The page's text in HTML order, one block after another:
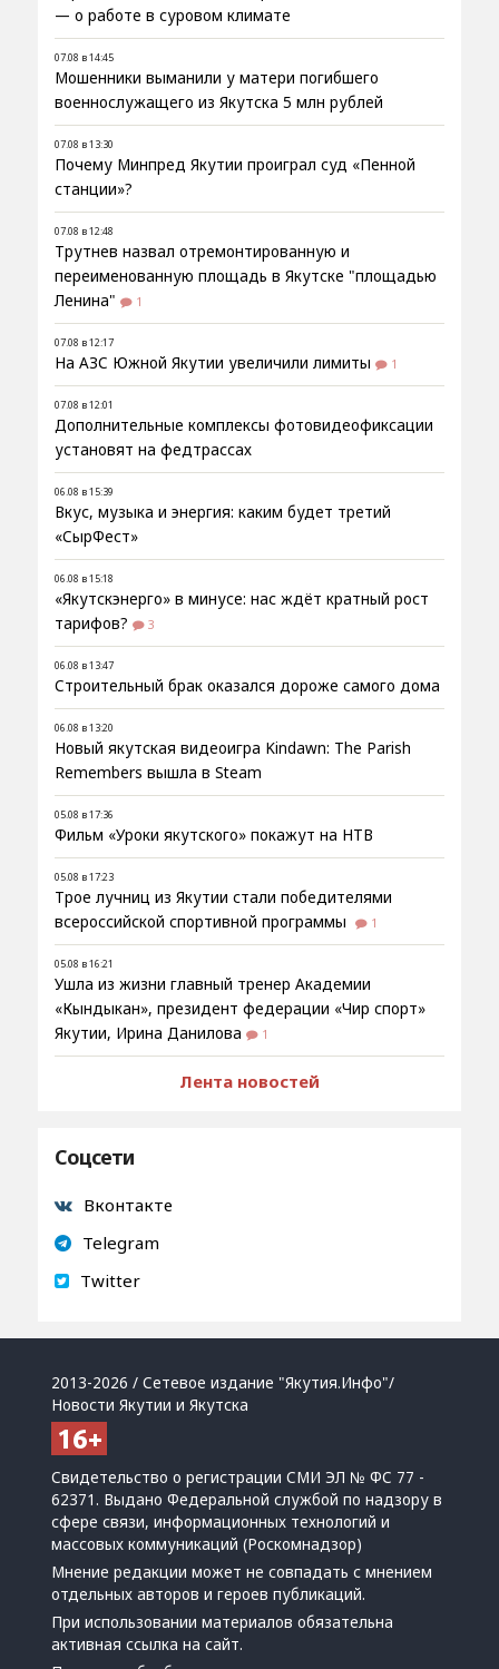
— о работе в суровом климате
07.08 в 14:45
Мошенники выманили у матери погибшего
военнослужащего из Якутска 5 млн рублей
07.08 в 13:30
Почему Минпред Якутии проиграл суд «Пенной
станции»?
07.08 в 12:48
Трутнев назвал отремонтированную и
переименованную площадь в Якутске "площадью
Ленина"
1
07.08 в 12:17
На АЗС Южной Якутии увеличили лимиты 1
07.08 в 12:01
Дополнительные комплексы фотовидеофиксации
установят на федтрассах
06.08 в 15:39
Вкус, музыка и энергия: каким будет третий
«СырФест»
06.08 в 15:18
«Якутскэнерго» в минусе: нас ждёт кратный рост
тарифов?
3
06.08 в 13:47
Строительный брак оказался дороже самого дома
06.08 в 13:20
Новый якутская видеоигра Kindawn: The Parish
Remembers вышла в Steam
05.08 в 17:36
Фильм «Уроки якутского» покажут на НТВ
05.08 в 17:23
Трое лучниц из Якутии стали победителями
всероссийской спортивной программы
1
05.08 в 16:21
Ушла из жизни главный тренер Академии
«Кындыкан», президент федерации «Чир спорт»
Якутии, Ирина Данилова
1
Лента новостей
Соцсети
Вконтакте
Telegram
Twitter
2013-2026 / Сетевое издание "Якутия.Инфо"/
Новости Якутии и Якутска
Свидетельство о регистрации СМИ ЭЛ № ФС 77 -
62371. Выдано Федеральной службой по надзору в
сфере связи, информационных технологий и
массовых коммуникаций (Роскомнадзор)
Мнение редакции может не совпадать с мнением
отдельных авторов и героев публикаций.
При использовании материалов обязательна
активная ссылка на сайт.